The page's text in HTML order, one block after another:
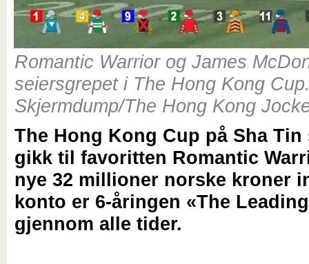
Romantic Warrior og James
seiersgrepet i The Hong Kong
Skjermdump/The Hong Kong
The Hong Kong Cup på Sha Tin
gikk til favoritten Romantic
nye 32 millioner norske kroner
konto er 6-åringen «The
gjennom alle tider.